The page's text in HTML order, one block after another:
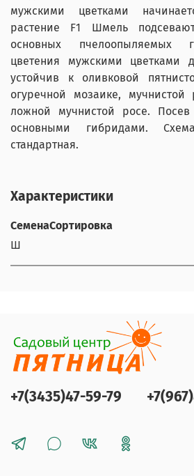
мужскими цветками
растение F1 Шмель
основных пчелоопыляемых
цветения мужскими цветками
устойчив к оливковой
огуречной мозаике, мучнистой
ложной мучнистой росе.
основными гибридами.
стандартная.
Характеристики
СеменаСортировка
Ш
+7(3435)47-59-79